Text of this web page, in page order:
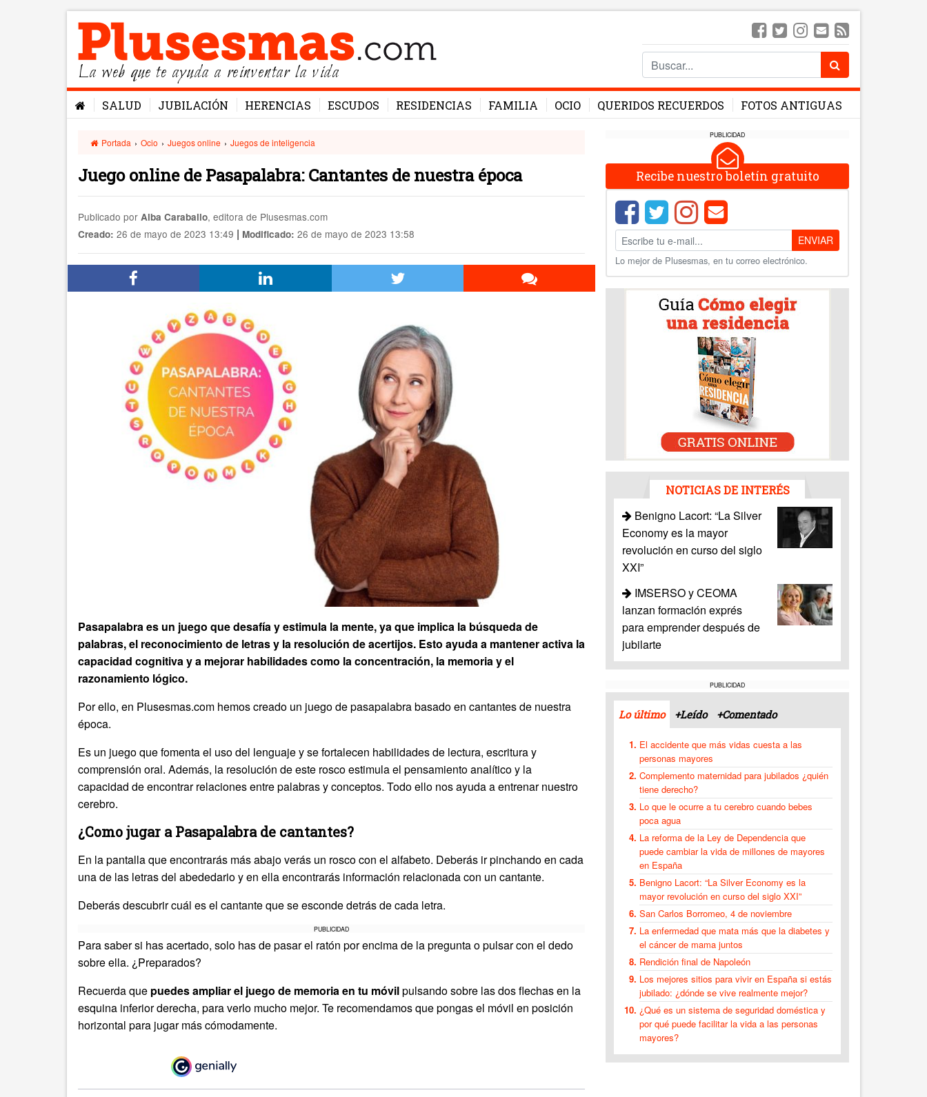
La web que te ayuda a reinventar la vida
SALUD JUBILACIÓN HERENCIAS ESCUDOS RESIDENCIAS FAMILIA OCIO QUERIDOS RECUERDOS FOTOS ANTIGUAS
Portada › Ocio › Juegos online › Juegos de inteligencia
Juego online de Pasapalabra: Cantantes de nuestra época
Publicado por Alba Caraballo, editora de Plusesmas.com
Creado: 26 de mayo de 2023 13:49 | Modificado: 26 de mayo de 2023 13:58
Pasapalabra es un juego que desafía y estimula la mente, ya que implica la búsqueda de
palabras, el reconocimiento de letras y la resolución de acertijos. Esto ayuda a mantener activa la
capacidad cognitiva y a mejorar habilidades como la concentración, la memoria y el
razonamiento lógico.
Por ello, en Plusesmas.com hemos creado un juego de pasapalabra basado en cantantes de nuestra
época.
Es un juego que fomenta el uso del lenguaje y se fortalecen habilidades de lectura, escritura y
comprensión oral. Además, la resolución de este rosco estimula el pensamiento analítico y la
capacidad de encontrar relaciones entre palabras y conceptos. Todo ello nos ayuda a entrenar nuestro
cerebro.
¿Como jugar a Pasapalabra de cantantes?
En la pantalla que encontrarás más abajo verás un rosco con el alfabeto. Deberás ir pinchando en cada
una de las letras del abededario y en ella encontrarás información relacionada con un cantante.
Deberás descubrir cuál es el cantante que se esconde detrás de cada letra.
PUBLICIDAD
Para saber si has acertado, solo has de pasar el ratón por encima de la pregunta o pulsar con el dedo
sobre ella. ¿Preparados?
Recuerda que puedes ampliar el juego de memoria en tu móvilpulsando sobre las dos flechas en la
esquina inferior derecha, para verlo mucho mejor. Te recomendamos que pongas el móvil en posición
horizontal para jugar más cómodamente.
PUBLICIDAD
Recibe nuestro boletín gratuito
ENVIAR
Lo mejor de Plusesmas, en tu correo electrónico.
NOTICIAS DE INTERÉS
Benigno Lacort: “La Silver
Economy es la mayor
revolución en curso del siglo
XXI”
IMSERSO y CEOMA
lanzan formación exprés
para emprender después de
jubilarte
PUBLICIDAD
Lo último +Leído +Comentado
El accidente que más vidas cuesta a las
personas mayores
Complemento maternidad para jubilados ¿quién
tiene derecho?
Lo que le ocurre a tu cerebro cuando bebes
poca agua
La reforma de la Ley de Dependencia que
puede cambiar la vida de millones de mayores
en España
Benigno Lacort: “La Silver Economy es la
mayor revolución en curso del siglo XXI”
San Carlos Borromeo, 4 de noviembre
La enfermedad que mata más que la diabetes y
el cáncer de mama juntos
Rendición final de Napoleón
Los mejores sitios para vivir en España si estás
jubilado: ¿dónde se vive realmente mejor?
¿Qué es un sistema de seguridad doméstica y
por qué puede facilitar la vida a las personas
mayores?